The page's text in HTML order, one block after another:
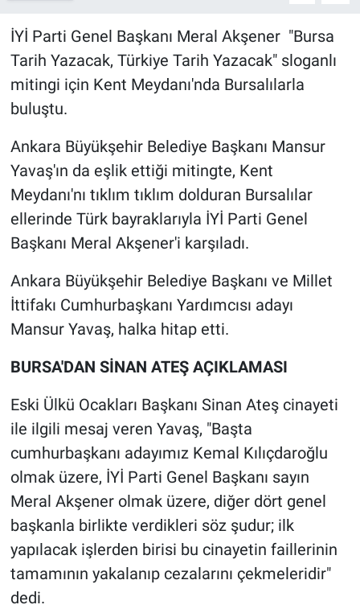
İYİ Parti Genel Başkanı Meral Akşener "Bursa
Tarih Yazacak, Türkiye Tarih Yazacak" sloganlı
mitingi için Kent Meydanı'nda Bursalılarla
buluştu.
Ankara Büyükşehir Belediye Başkanı Mansur
Yavaş'ın da eşlik ettiği mitingte, Kent
Meydanı'nı tıklım tıklım dolduran Bursalılar
ellerinde Türk bayraklarıyla İYİ Parti Genel
Başkanı Meral Akşener'i karşıladı.
Ankara Büyükşehir Belediye Başkanı ve Millet
İttifakı Cumhurbaşkanı Yardımcısı adayı
Mansur Yavaş, halka hitap etti.
BURSA'DAN SİNAN ATEŞ AÇIKLAMASI
Eski Ülkü Ocakları Başkanı Sinan Ateş cinayeti
ile ilgili mesaj veren Yavaş, "Başta
cumhurbaşkanı adayımız Kemal Kılıçdaroğlu
olmak üzere, İYİ Parti Genel Başkanı sayın
Meral Akşener olmak üzere, diğer dört genel
başkanla birlikte verdikleri söz şudur; ilk
yapılacak işlerden birisi bu cinayetin faillerinin
tamamının yakalanıp cezalarını çekmeleridir"
dedi.